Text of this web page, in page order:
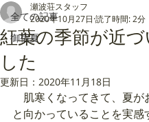
全ての記事
御宿夏
紅葉の季節が近
した
瀬波荘スタッフ
2020年10月27日 読了時間: 2分
更新日： 2020年11月18日
肌寒くなってきて、夏が
と向かっていることを実感